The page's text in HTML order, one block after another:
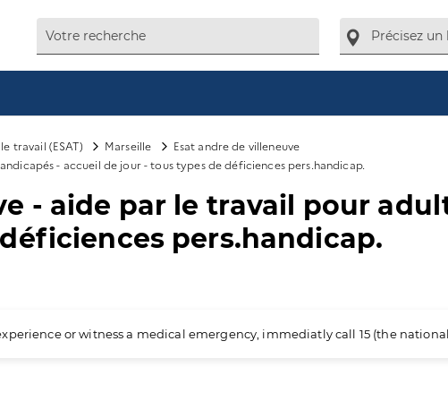
travail (ESAT) Marseille
Esat andre de villeneuve
- accueil de jour - tous types de déficiences pers.handicap.
- aide par le travail pour
pers.handicap.
or witness a medical emergency, immediatly call 15 (the